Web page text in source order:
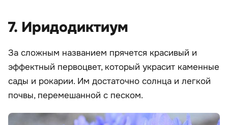
7. Иридодиктиум
За сложным названием прячется красивый и
эффектный первоцвет, который украсит каменные
сады и рокарии. Им достаточно солнца и легкой
почвы, перемешанной с песком.